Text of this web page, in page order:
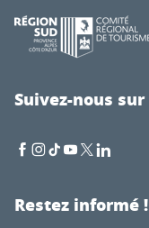
Suivez-nous
Restez informé !